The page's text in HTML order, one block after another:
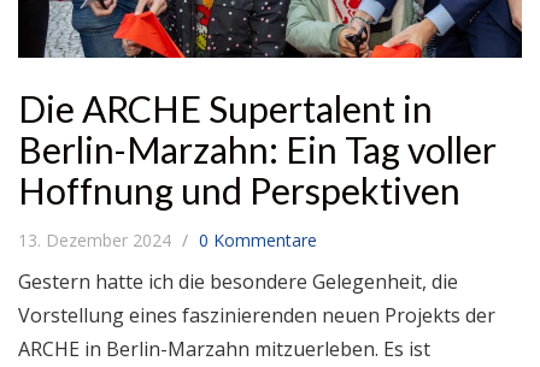
Die ARCHE Supertalent in
Berlin-Marzahn: Ein Tag voller
Hoffnung und Perspektiven
13. Dezember 2024 0 Kommentare
Gestern hatte ich die besondere Gelegenheit, die
Vorstellung eines faszinierenden neuen Projekts der
ARCHE in Berlin-Marzahn mitzuerleben. Es ist